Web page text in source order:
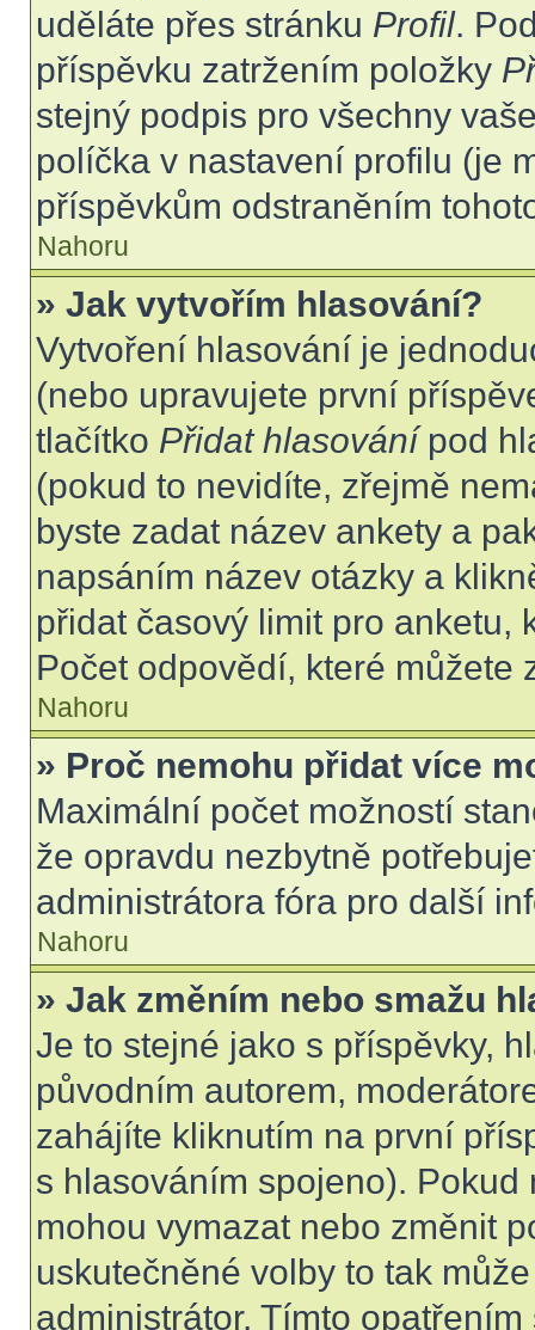
uděláte přes stránku Profil.
příspěvku zatržením položky
stejný podpis pro všechny
políčka v nastavení profilu (je
příspěvkům odstraněním
Nahoru
» Jak vytvořím hlasování?
Vytvoření hlasování je
(nebo upravujete první
tlačítko Přidat hlasovánípod
(pokud to nevidíte, zřejmě
byste zadat název ankety a
napsáním název otázky a
přidat časový limit pro anketu,
Počet odpovědí, které můžete
Nahoru
» Proč nemohu přidat více
Maximální počet možností
že opravdu nezbytně
administrátora fóra pro další
Nahoru
» Jak změním nebo smažu
Je to stejné jako s příspěvky,
původním autorem,
zahájíte kliknutím na první
s hlasováním spojeno).
mohou vymazat nebo změnit
uskutečněné volby to tak
administrátor. Tímto